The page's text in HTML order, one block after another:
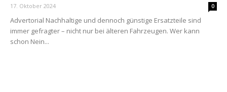
17. Oktober 2024 0
Advertorial Nachhaltige und dennoch günstige Ersatzteile sind
immer gefragter – nicht nur bei älteren Fahrzeugen. Wer kann
schon Nein...